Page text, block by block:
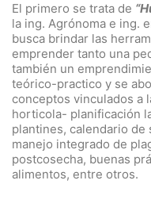
El primero se trata de
la ing. Agrónoma e ing.
busca brindar las
emprender tanto una
también un
teórico-practico y se
conceptos vinculados a
horticola- planificación
plantines, calendario de
manejo integrado de
postcosecha, buenas
alimentos, entre otros.